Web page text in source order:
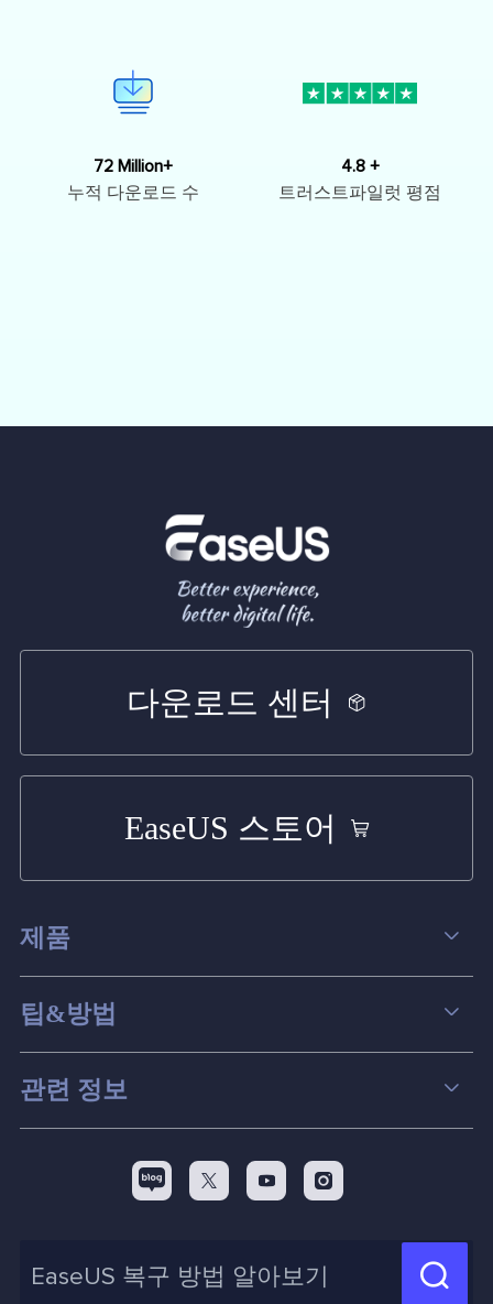
72 Million+
누적 다운로드 수
4.8 +
트러스트파일럿 평점
다운로드 센터
EaseUS 스토어
제품
데이터 복구
파티션 관리
스크린 레코더
백업&복원
신제품 New
팁&방법
컴퓨터 데이터 복구 팁
맥 데이터 복구 팁
디스크 파티션 팁
화면 녹화 팁
관련 정보
리셀러
제휴 문의
  
